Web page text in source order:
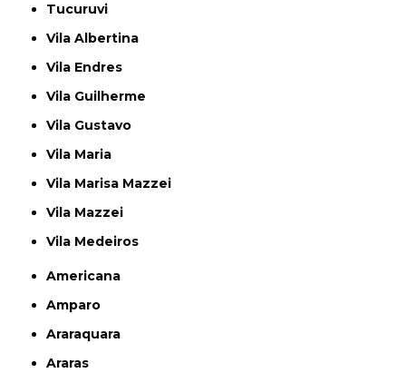
Tucuruvi
Vila Albertina
Vila Endres
Vila Guilherme
Vila Gustavo
Vila Maria
Vila Marisa Mazzei
Vila Mazzei
Vila Medeiros
Americana
Amparo
Araraquara
Araras